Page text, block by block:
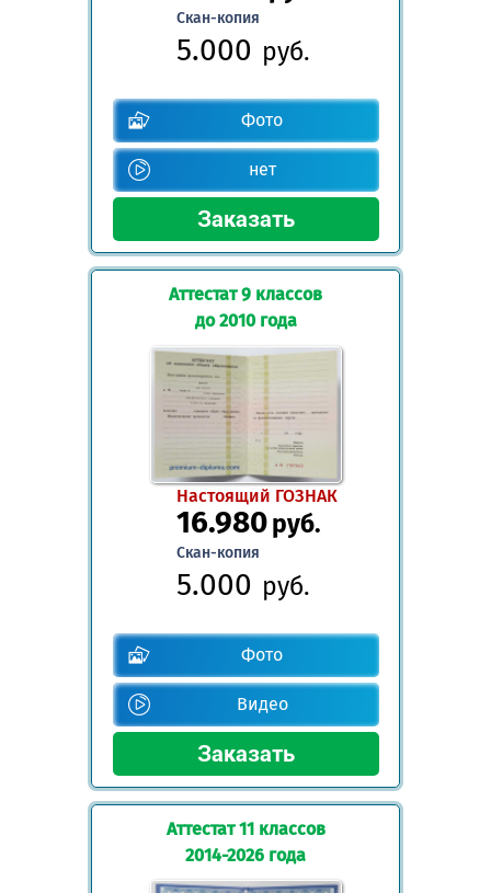
Скан-копия
5.000 руб.
Фото
нет
Аттестат 9 классов
до 2010 года
Настоящий ГОЗНАК
16.980руб.
Скан-копия
5.000 руб.
Фото
Видео
Аттестат 11 классов
2014-2026 года